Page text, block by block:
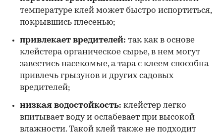
температуре клей может быстро испортиться,
покрывшись плесенью;
привлекает вредителей: так как в основе
клейстера органическое сырье, в нем могут
завестись насекомые, а тара с клеем способна
привлечь грызунов и других садовых
вредителей;
низкая водостойкость: клейстер легко
впитывает воду и ослабевает при высокой
влажности. Такой клей также не подходит